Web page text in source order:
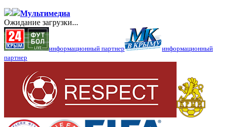
Мультимедиа
Ожидание загрузки...
информационный партнер
информационный
партнер